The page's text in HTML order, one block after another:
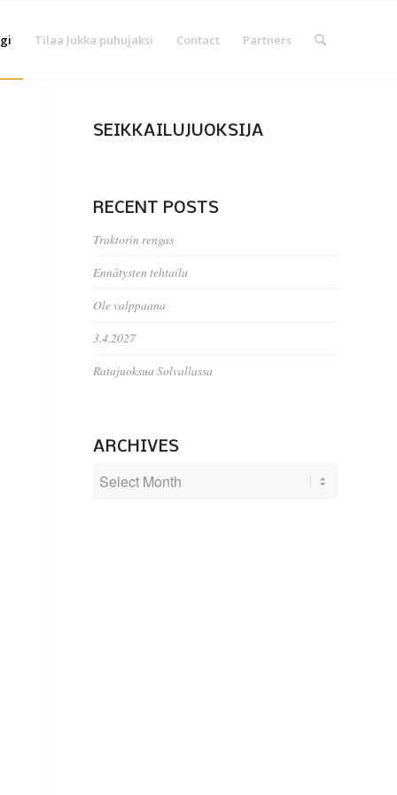
Tilaa Jukka puhujaksi Contact Partners
SEIKKAILUJUOKSIJA
RECENT POSTS
Traktorin rengas
Ennätysten tehtailu
Ole valppaana
3.4.2027
Ratajuoksua Solvallassa
ARCHIVES